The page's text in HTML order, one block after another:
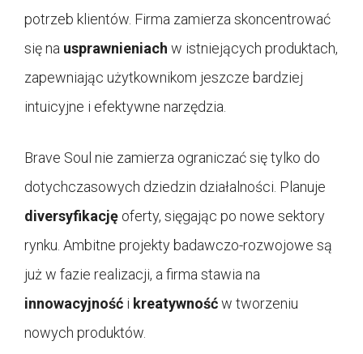
potrzeb klientów. Firma zamierza skoncentrować
się na usprawnieniach w istniejących produktach,
zapewniając użytkownikom jeszcze bardziej
intuicyjne i efektywne narzędzia.
Brave Soul nie zamierza ograniczać się tylko do
dotychczasowych dziedzin działalności. Planuje
diversyfikację oferty, sięgając po nowe sektory
rynku. Ambitne projekty badawczo-rozwojowe są
już w fazie realizacji, a firma stawia na
innowacyjność i kreatywnośćw tworzeniu
nowych produktów.